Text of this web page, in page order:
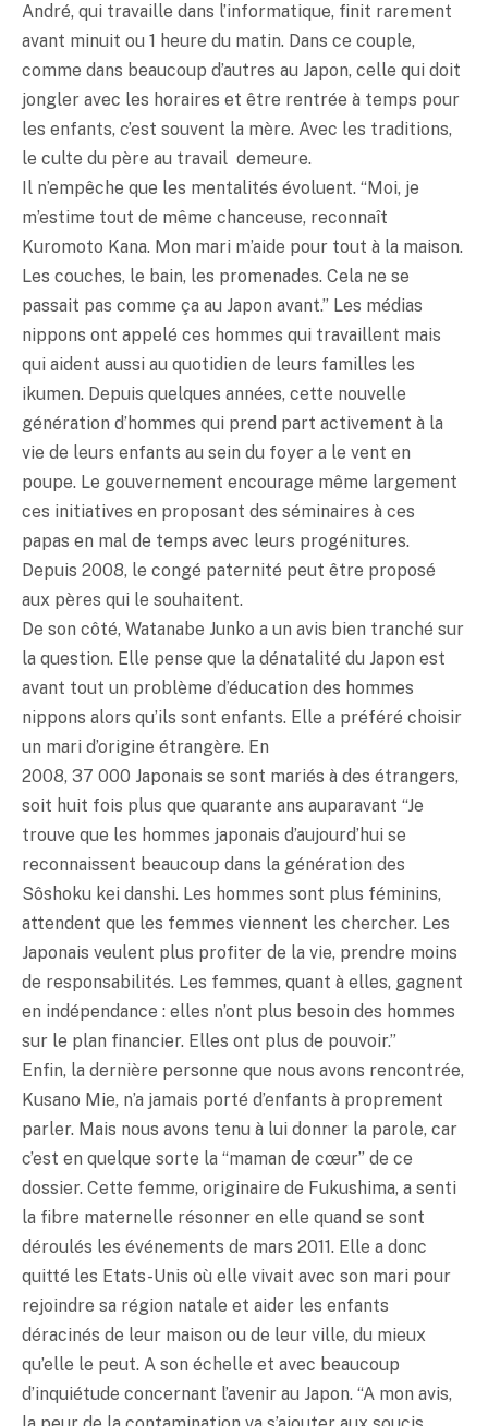
André, qui travaille dans l’informatique, finit rarement
avant minuit ou 1 heure du matin. Dans ce couple,
comme dans beaucoup d’autres au Japon, celle qui doit
jongler avec les horaires et être rentrée à temps pour
les enfants, c’est souvent la mère. Avec les traditions,
le culte du père au travail demeure.
Il n’empêche que les mentalités évoluent. “Moi, je
m’estime tout de même chanceuse, reconnaît
Kuromoto Kana. Mon mari m’aide pour tout à la maison.
Les couches, le bain, les promenades. Cela ne se
passait pas comme ça au Japon avant.” Les médias
nippons ont appelé ces hommes qui travaillent mais
qui aident aussi au quotidien de leurs familles les
ikumen. Depuis quelques années, cette nouvelle
génération d’hommes qui prend part activement à la
vie de leurs enfants au sein du foyer a le vent en
poupe. Le gouvernement encourage même largement
ces initiatives en proposant des séminaires à ces
papas en mal de temps avec leurs progénitures.
Depuis 2008, le congé paternité peut être proposé
aux pères qui le souhaitent.
De son côté, Watanabe Junko a un avis bien tranché sur
la question. Elle pense que la dénatalité du Japon est
avant tout un problème d’éducation des hommes
nippons alors qu’ils sont enfants. Elle a préféré choisir
un mari d’origine étrangère. En
2008, 37 000 Japonais se sont mariés à des étrangers,
soit huit fois plus que quarante ans auparavant “Je
trouve que les hommes japonais d’aujourd’hui se
reconnaissent beaucoup dans la génération des
Sôshoku kei danshi. Les hommes sont plus féminins,
attendent que les femmes viennent les chercher. Les
Japonais veulent plus profiter de la vie, prendre moins
de responsabilités. Les femmes, quant à elles, gagnent
en indépendance : elles n’ont plus besoin des hommes
sur le plan financier. Elles ont plus de pouvoir.”
Enfin, la dernière personne que nous avons rencontrée,
Kusano Mie, n’a jamais porté d’enfants à proprement
parler. Mais nous avons tenu à lui donner la parole, car
c’est en quelque sorte la “maman de cœur” de ce
dossier. Cette femme, originaire de Fukushima, a senti
la fibre maternelle résonner en elle quand se sont
déroulés les événements de mars 2011. Elle a donc
quitté les Etats-Unis où elle vivait avec son mari pour
rejoindre sa région natale et aider les enfants
déracinés de leur maison ou de leur ville, du mieux
qu’elle le peut. A son échelle et avec beaucoup
d’inquiétude concernant l’avenir au Japon. “A mon avis,